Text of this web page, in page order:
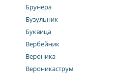
Брунера
Бузульник
Буквица
Вербейник
Вероника
Вероникаструм